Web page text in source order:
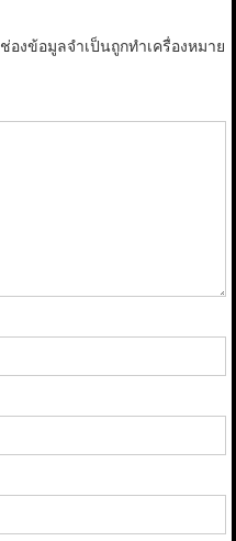
ช่องข้อมูลจำเป็นถูกทำเครื่องหมาย